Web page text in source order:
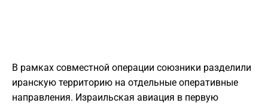
В рамках совместной операции союзники разделили
иранскую территорию на отдельные оперативные
направления. Израильская авиация в первую